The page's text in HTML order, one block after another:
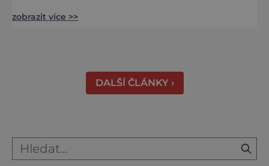
města i Alpy v dálce. Ptačí pozorovatelna
zobrazit více >>
DALŠÍ ČLÁNKY ›